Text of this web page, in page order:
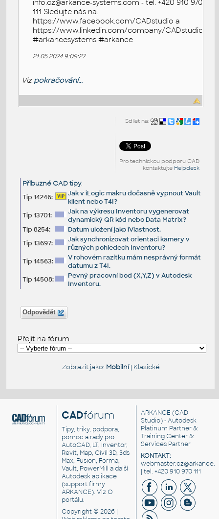
info.cz@arkance-systems.com - tel. +420 910 970
111 Sledujte nás na:
https://www.facebook.com/CADstudio a
https://www.linkedin.com/company/CADstudio
#arkancesystems #arkance
21.05.2024 9:09:27
Viz pokračování...
Sdílet na:
Pro technickou podporu CAD
kontaktujte Helpdesk
Příbuzné CAD tipy:
Tip 14246:
Jak v iLogic makru dočasně vypnout Vault
klient nebo T4I?
Tip 13701:
Jak na výkresu Inventoru vygenerovat
dynamický QR kód nebo Data Matrix?
Tip 8254:
Datum uložení jako iVlastnost.
Tip 13697:
Jak synchronizovat orientaci kamery v
různých pohledech Inventoru?
Tip 14563:
V rohovém razítku mám nesprávný formát
datumu z T4I.
Tip 14508:
Pevný pracovní bod (X,Y,Z) v Autodesk
Inventoru.
Odpovědět
Přejít na fórum
Zobrazit jako: Mobilní| Klasické
CADfórum
Tipy, triky, podpora,
pomoc a rady pro
AutoCAD, LT, Inventor,
Revit, Map, Civil 3D, 3ds
Max, Fusion, Forma,
Vault, PowerMill a další
Autodesk aplikace
(support firmy
ARKANCE). VizO
portálu.
Copyright © 2026 |
ARKANCE (CAD
Studio) - Autodesk
Platinum Partner &
Training Center &
Services Partner
KONTAKT:
| tel. +420 910 970 111